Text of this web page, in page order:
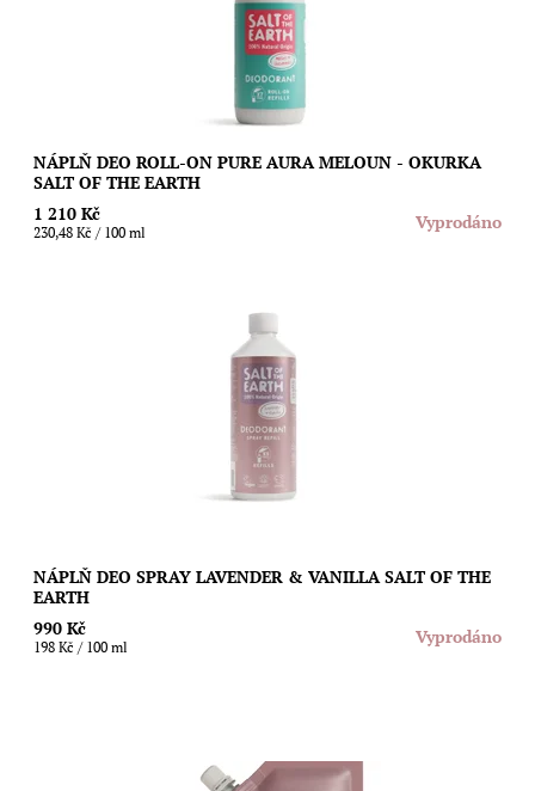
Salt of the Earth
NÁPLŇ DEO ROLL-ON PURE AURA MELOUN - OKURKA
SALT OF THE EARTH
1 210 Kč
230,48 Kč / 100 ml Vyprodáno
Ušetřete životní prostředí i svoji peněženku díky speciální
náplni s neotřelou vůní levandule a vanilky pro sprejové
deodoranty Salt of The Earth....
Salt of the Earth
NÁPLŇ DEO SPRAY LAVENDER & VANILLA SALT OF THE
EARTH
990 Kč
198 Kč / 100 ml Vyprodáno